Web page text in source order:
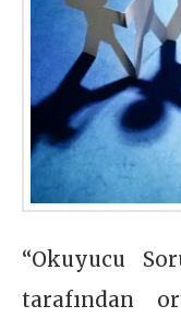
“Okuyucu
tarafından